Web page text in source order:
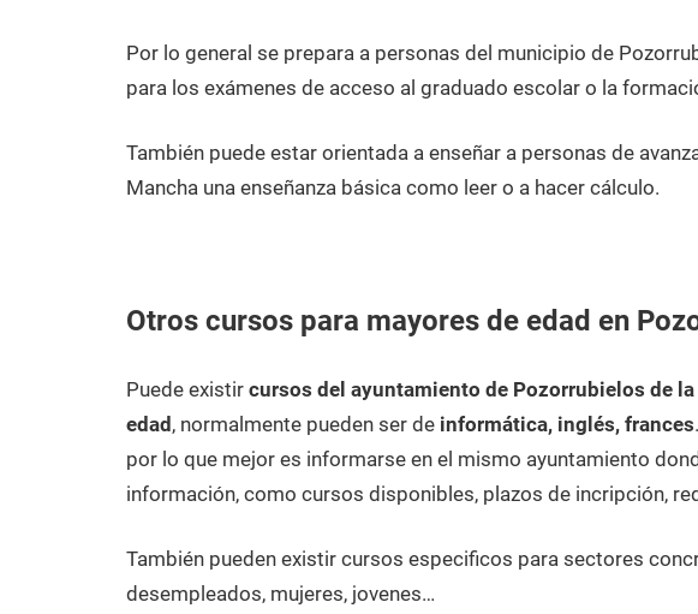
Por lo general se prepara a personas del municipio de
para los exámenes de acceso al graduado escolar o la
También puede estar orientada a enseñar a personas de
Mancha una enseñanza básica como leer o a hacer cálculo.
Otros cursos para mayores de edad en
Puede existir cursos del ayuntamiento de Pozorrubielos de
edad, normalmente pueden ser de informática, inglés, frances
por lo que mejor es informarse en el mismo ayuntamiento
información, como cursos disponibles, plazos de incripción,
También pueden existir cursos especificos para sectores
desempleados, mujeres, jovenes…